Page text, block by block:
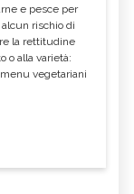
e pesce per
rischio di
la rettitudine
o alla varietà:
vegetariani